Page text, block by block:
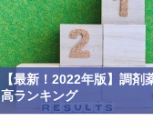
【最新！2022年版】調
高ランキング